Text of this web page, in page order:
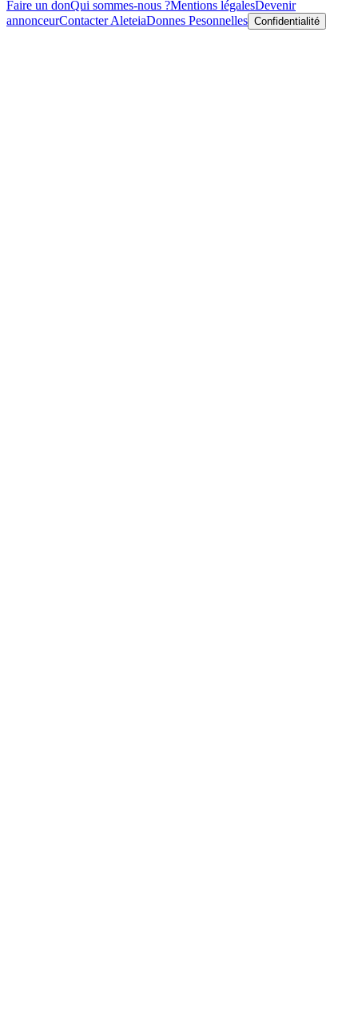
Faire un donQui sommes-nous ?Mentions légalesDevenir
annonceurContacter AleteiaDonnes Pesonnelles Confidentialité